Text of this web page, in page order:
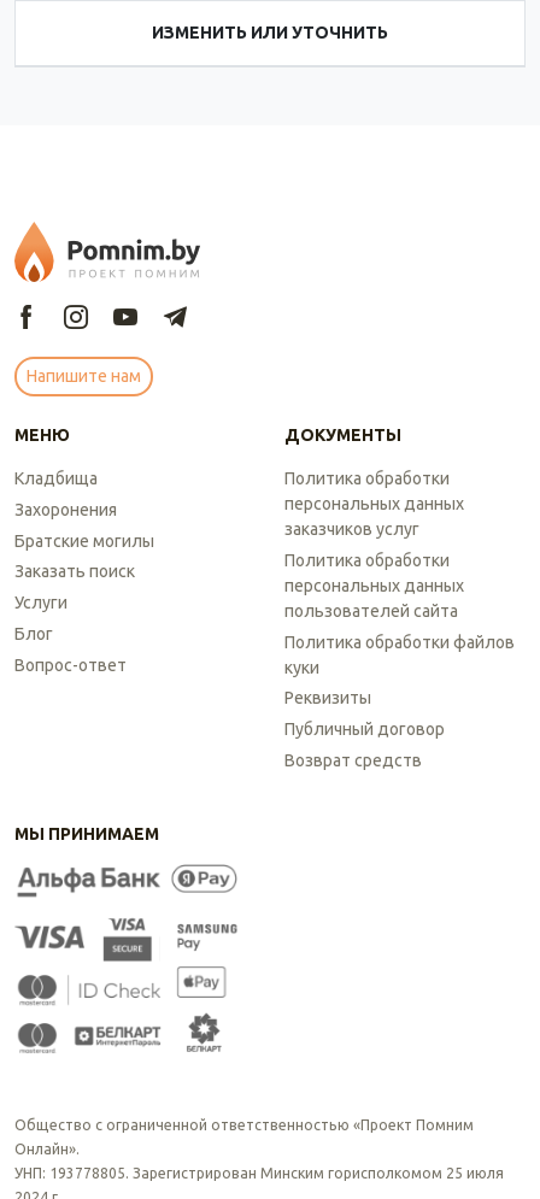
ИЗМЕНИТЬ ИЛИ УТОЧНИТЬ
Напишите нам
МЕНЮ
Кладбища
Захоронения
Братские могилы
Заказать поиск
Услуги
Блог
Вопрос-ответ
ДОКУМЕНТЫ
Политика обработки
персональных данных
заказчиков услуг
Политика обработки
персональных данных
пользователей сайта
Политика обработки файлов
куки
Реквизиты
Публичный договор
Возврат средств
МЫ ПРИНИМАЕМ
Общество с ограниченной ответственностью «Проект Помним
Онлайн».
УНП: 193778805. Зарегистрирован Минским горисполкомом 25 июля